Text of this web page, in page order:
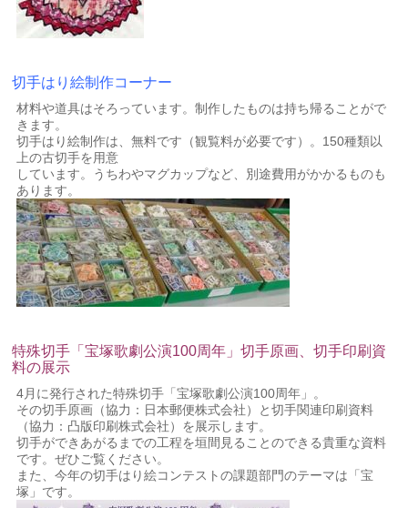
切手はり絵制作コーナー
材料や道具はそろっています。制作したものは持ち帰ることがで
きます。
切手はり絵制作は、無料です（観覧料が必要です）。150種類以
上の古切手を用意
しています。うちわやマグカップなど、別途費用がかかるものも
あります。
特殊切手「宝塚歌劇公演100周年」切手原画、切手印刷資
料の展示
4月に発行された特殊切手「宝塚歌劇公演100周年」。
その切手原画（協力：日本郵便株式会社）と切手関連印刷資料
（協力：凸版印刷株式会社）を展示します。
切手ができあがるまでの工程を垣間見ることのできる貴重な資料
です。ぜひご覧ください。
また、今年の切手はり絵コンテストの課題部門のテーマは「宝
塚」です。